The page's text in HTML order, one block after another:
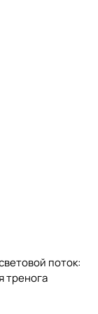
поток:
тренога